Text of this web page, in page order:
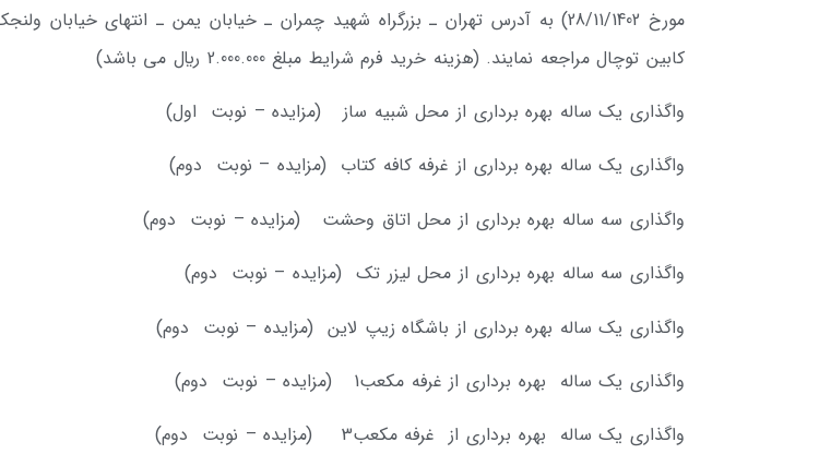
کابین توچال مراجعه نمایند. (هزینه خرید فرم شرایط مبلغ 2.000.000 ريال می باشد)
واگذاری یک ساله بهره برداری از محل شبیه ساز (مزایده – نوبت اول)
واگذاری یک ساله بهره برداری از غرفه کافه کتاب (مزایده – نوبت دوم)
واگذاری سه ساله بهره برداری از محل اتاق وحشت (مزایده – نوبت دوم)
واگذاری سه ساله بهره برداری از محل لیزر تک (مزایده – نوبت دوم)
واگذاری یک ساله بهره برداری از باشگاه زیپ لاین (مزایده – نوبت دوم)
واگذاری یک ساله بهره برداری از غرفه مکعب1 (مزایده – نوبت دوم)
واگذاری یک ساله بهره برداری از غرفه مکعب3 (مزایده – نوبت دوم)